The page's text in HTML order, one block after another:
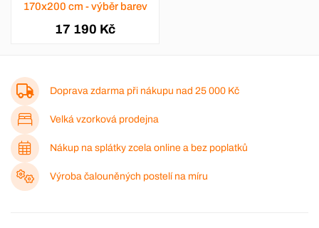
170x200 cm - výběr barev
17 190 Kč
Doprava zdarma při nákupu nad 25 000 Kč
Velká vzorková prodejna
Nákup na splátky zcela online a bez poplatků
Výroba čalouněných postelí na míru